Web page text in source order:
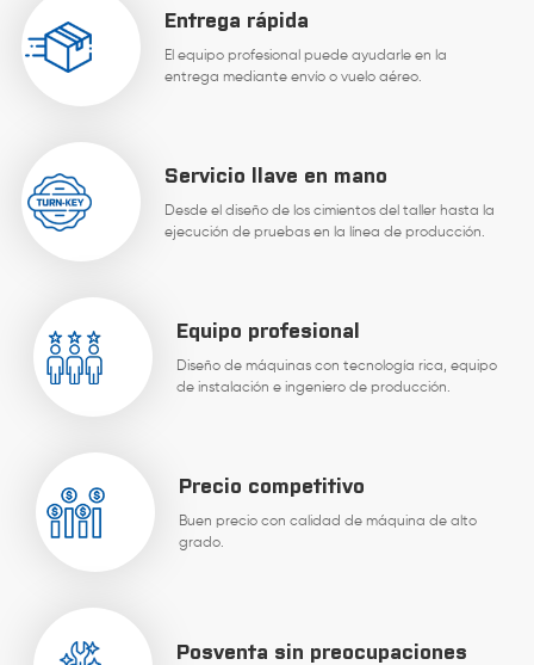
Entrega rápida
El equipo profesional puede ayudarle en la
entrega mediante envío o vuelo aéreo.
Servicio llave en mano
Desde el diseño de los cimientos del taller hasta la
ejecución de pruebas en la línea de producción.
Equipo profesional
Diseño de máquinas con tecnología rica, equipo
de instalación e ingeniero de producción.
Precio competitivo
Buen precio con calidad de máquina de alto
grado.
Posventa sin preocupaciones